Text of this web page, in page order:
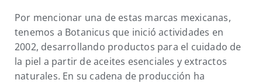
Por mencionar una de estas marcas mexicanas,
tenemos a Botanicus que inició actividades en
2002, desarrollando productos para el cuidado de
la piel a partir de aceites esenciales y extractos
naturales. En su cadena de producción ha